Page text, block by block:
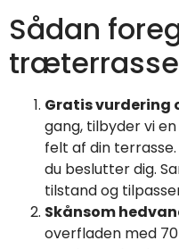
Sådan
Gratis vurdering
gang, tilbyder vi
felt af din
du beslutter dig.
tilstand og
Skånsom
overfladen med